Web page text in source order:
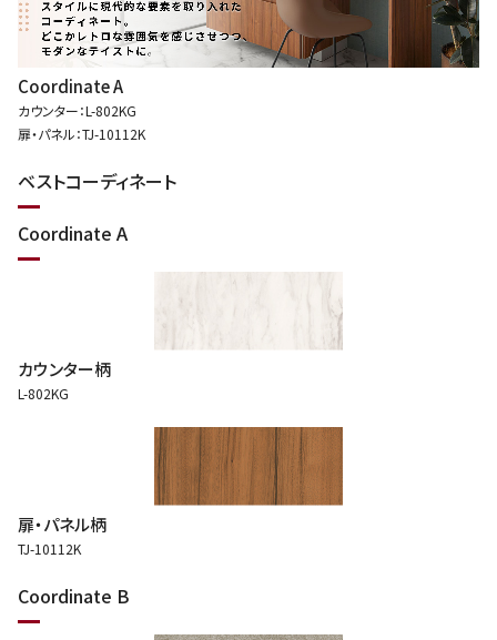
Coordinate A
カウンター：L-802KG
扉・パネル：TJ-10112K
ベストコーディネート
Coordinate A
カウンター柄
L-802KG
扉・パネル柄
TJ-10112K
Coordinate B